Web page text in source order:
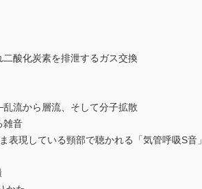
酸化炭素を排泄するガス交換
流から層流、そして分子拡散
雑音
現している頸部で聴かれる「気管呼吸S音」